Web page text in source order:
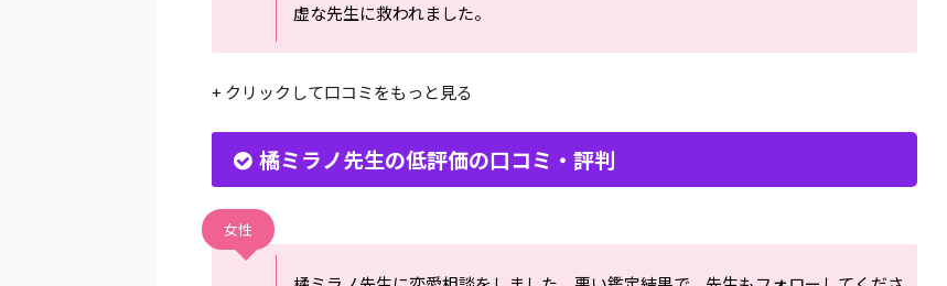
虚な先生に救われました。
+ クリックして口コミをもっと見る
橘ミラノ先生の低評価の口コミ・評判
女性